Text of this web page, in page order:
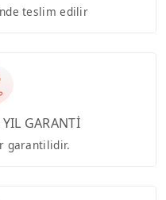
teslim edilir
GARANTİ
garantilidir.